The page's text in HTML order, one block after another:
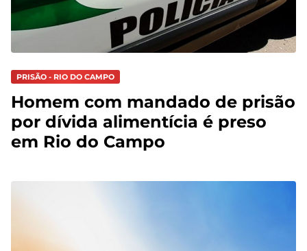
PRISÃO - RIO DO CAMPO
Homem com mandado de prisão
por dívida alimentícia é preso
em Rio do Campo